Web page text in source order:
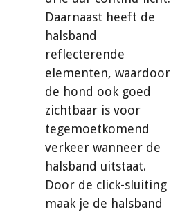
Daarnaast heeft de
halsband
reflecterende
elementen, waardoor
de hond ook goed
zichtbaar is voor
tegemoetkomend
verkeer wanneer de
halsband uitstaat.
Door de click-sluiting
maak je de halsband